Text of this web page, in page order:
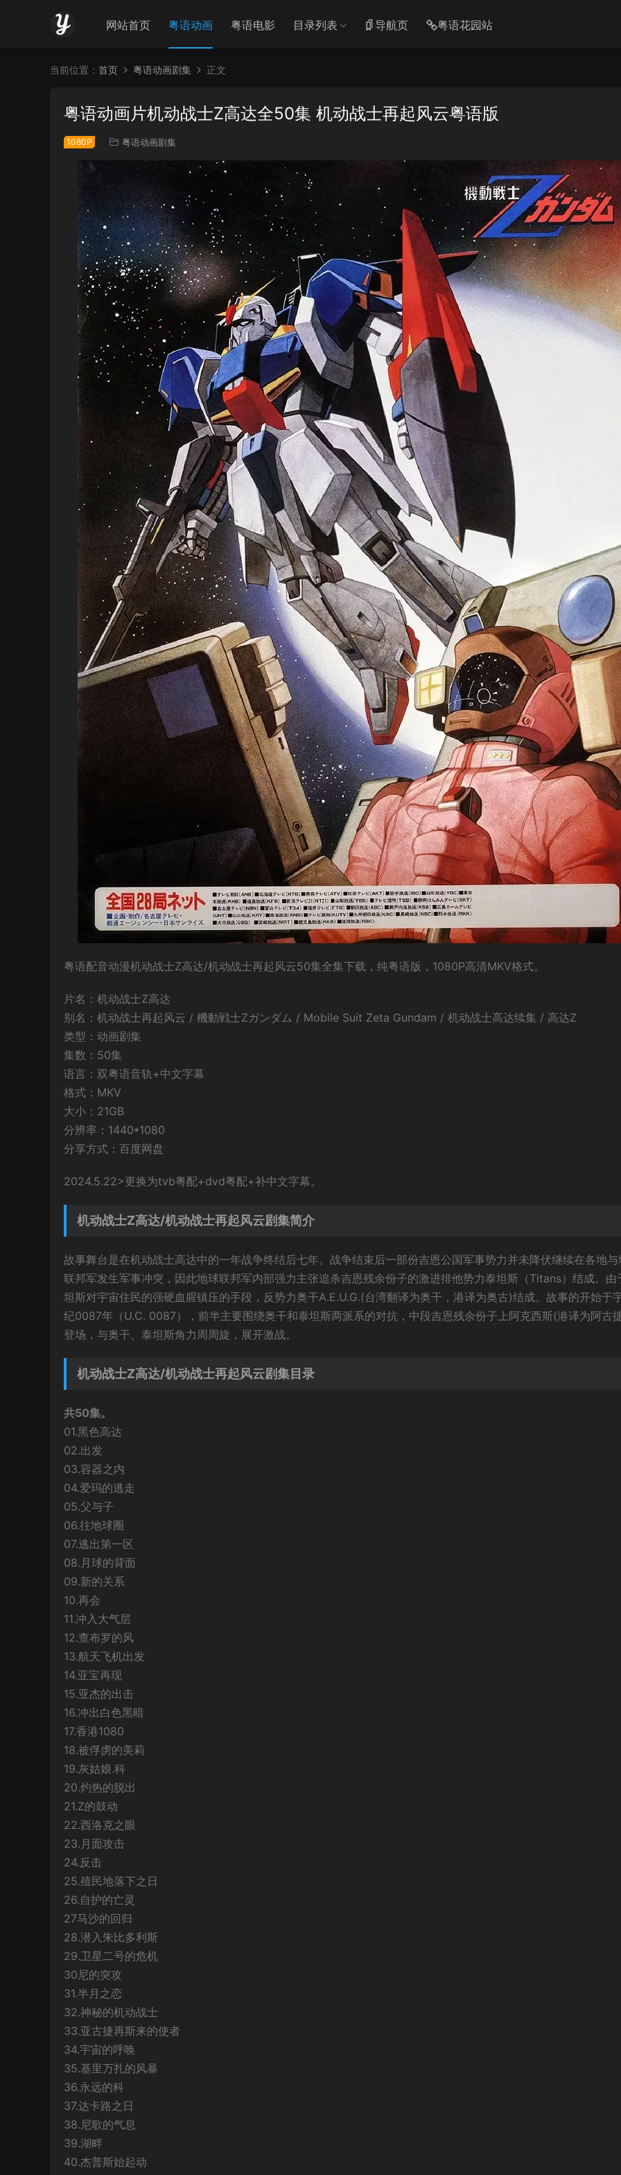
网站首页 粤语动画 粤语电影 目录列表 导航页 粤语花园站
当前位置： 首页 粤语动画剧集 正文
粤语动画片机动战士Z高达全50集 机动战士再起风云粤语版
1080P 粤语动画剧集
粤语配音动漫机动战士Z高达/机动战士再起风云50集全集下载，纯粤语版，1080P高清MKV格式。
片名：机动战士Z高达
别名：机动战士再起风云 / 機動戦士Zガンダム / Mobile Suit Zeta Gundam / 机动战士高达续集 / 高达Z
类型：动画剧集
集数：50集
语言：双粤语音轨+中文字幕
格式：MKV
大小：21GB
分辨率：1440*1080
分享方式：百度网盘
2024.5.22>更换为tvb粤配+dvd粤配+补中文字幕。
机动战士Z高达/机动战士再起风云剧集简介
故事舞台是在机动战士高达中的一年战争终结后七年。战争结束后一部份吉恩公国军事势力并未降伏继续在各地与
联邦军发生军事冲突，因此地球联邦军内部强力主张追杀吉恩残余份子的激进排他势力泰坦斯（Titans）结成。由
坦斯对宇宙住民的强硬血腥镇压的手段，反势力奥干A.E.U.G.(台湾翻译为奥干，港译为奥古)结成。故事的开始于
纪0087年（U.C. 0087），前半主要围绕奥干和泰坦斯两派系的对抗，中段吉恩残余份子上阿克西斯(港译为阿古
登场，与奥干、泰坦斯角力周周旋，展开激战。
机动战士Z高达/机动战士再起风云剧集目录
共50集。
01.黑色高达
02.出发
03.容器之内
04.爱玛的逃走
05.父与子
06.往地球圈
07.逃出第一区
08.月球的背面
09.新的关系
10.再会
11.冲入大气层
12.查布罗的风
13.航天飞机出发
14.亚宝再现
15.亚杰的出击
16.冲出白色黑暗
17.香港1080
18.被俘虏的美莉
19.灰姑娘.科
20.灼热的脱出
21.Z的鼓动
22.西洛克之眼
23.月面攻击
24.反击
25.殖民地落下之日
26.自护的亡灵
27马沙的回归
28.潜入朱比多利斯
29.卫星二号的危机
30尼的突攻
31.半月之恋
32.神秘的机动战士
33.亚古捷再斯来的使者
34.宇宙的呼唤
35.基里万扎的风暴
36.永远的科
37.达卡路之日
38.尼歌的气息
39.湖畔
40.杰普斯始起动